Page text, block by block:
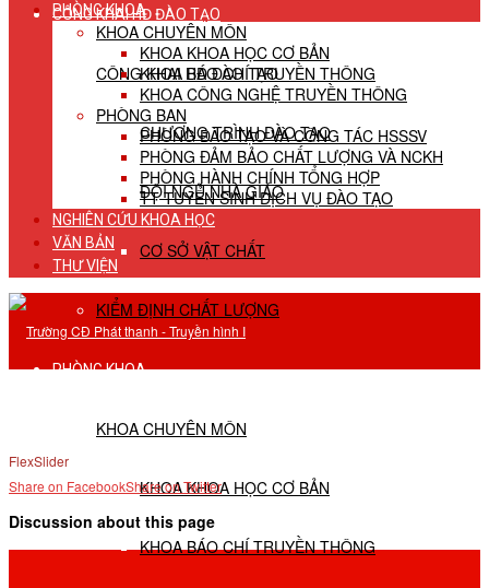
CÔNG KHAI HĐ ĐÀO TẠO
CÔNG KHAI HĐ ĐÀO TẠO
CHƯƠNG TRÌNH ĐÀO TẠO
ĐỘI NGŨ NHÀ GIÁO
CƠ SỞ VẬT CHẤT
KIỂM ĐỊNH CHẤT LƯỢNG
PHÒNG KHOA
KHOA CHUYÊN MÔN
KHOA KHOA HỌC CƠ BẢN
KHOA BÁO CHÍ TRUYỀN THÔNG
PHÒNG KHOA
KHOA CHUYÊN MÔN
KHOA KHOA HỌC CƠ BẢN
KHOA BÁO CHÍ TRUYỀN THÔNG
KHOA CÔNG NGHỆ TRUYỀN THÔNG
PHÒNG BAN
PHÒNG ĐÀO TẠO VÀ CÔNG TÁC HSSSV
PHÒNG ĐẢM BẢO CHẤT LƯỢNG VÀ NCKH
PHÒNG HÀNH CHÍNH TỔNG HỢP
TT TUYỂN SINH DỊCH VỤ ĐÀO TẠO
NGHIÊN CỨU KHOA HỌC
VĂN BẢN
THƯ VIỆN
FlexSlider
Share on FacebookShare on Twitter
Discussion about this page